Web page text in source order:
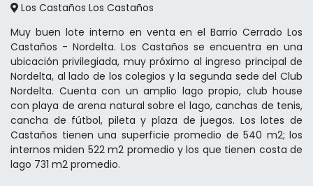
Los Castaños Los Castaños
Muy buen lote interno en venta en el Barrio Cerrado Los
Castaños - Nordelta. Los Castaños se encuentra en una
ubicación privilegiada, muy próximo al ingreso principal de
Nordelta, al lado de los colegios y la segunda sede del Club
Nordelta. Cuenta con un amplio lago propio, club house
con playa de arena natural sobre el lago, canchas de tenis,
cancha de fútbol, pileta y plaza de juegos. Los lotes de
Castaños tienen una superficie promedio de 540 m2; los
internos miden 522 m2 promedio y los que tienen costa de
lago 731 m2 promedio.